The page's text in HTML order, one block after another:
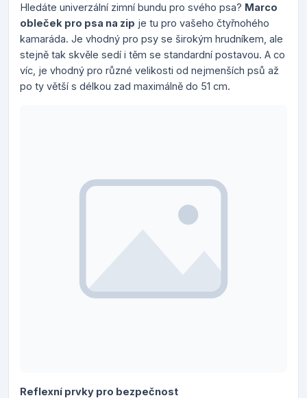
Hledáte univerzální zimní bundu pro svého psa? Marco
obleček pro psa na zip je tu pro vašeho čtyřnohého
kamaráda. Je vhodný pro psy se širokým hrudníkem, ale
stejně tak skvěle sedí i těm se standardní postavou. A co
víc, je vhodný pro různé velikosti od nejmenších psů až
po ty větší s délkou zad maximálně do 51 cm.
Reflexní prvky pro bezpečnost